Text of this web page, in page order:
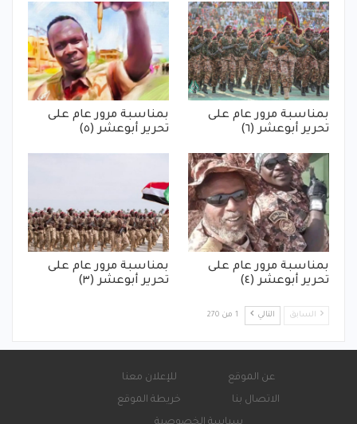
بمناسبة مرور عام على
تحرير أبوعشر (٦)
بمناسبة مرور عام على
تحرير أبوعشر (٥)
بمناسبة مرور عام على
تحرير أبوعشر (٤)
بمناسبة مرور عام على
تحرير أبوعشر (٣)
السابق التالي 1 من 270
عن الموقع
للإعلان معنا
الاتصال بنا
خريطة الموقع